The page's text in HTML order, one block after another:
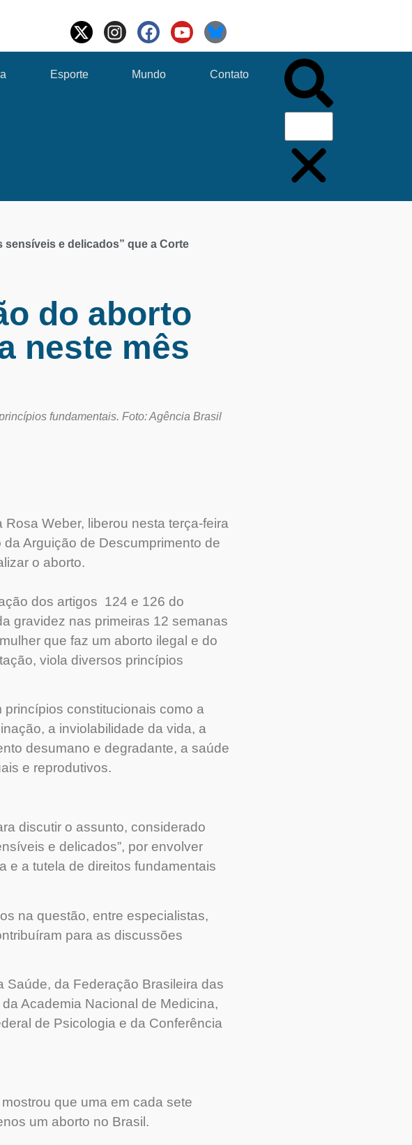
Esporte Mundo Contato
sensíveis e delicados” que a Corte
do aborto
neste mês
fundamentais. Foto: Agência Brasil
Weber, liberou nesta terça-feira
Arguição de Descumprimento de
o aborto.
dos artigos 124 e 126 do
gravidez nas primeiras 12 semanas
que faz um aborto ilegal e do
viola diversos princípios
constitucionais como a
a inviolabilidade da vida, a
desumano e degradante, a saúde
e reprodutivos.
discutir o assunto, considerado
e delicados”, por envolver
e a tutela de direitos fundamentais
na questão, entre especialistas,
para as discussões
Saúde, da Federação Brasileira das
Academia Nacional de Medicina,
de Psicologia e da Conferência
que uma em cada sete
um aborto no Brasil.